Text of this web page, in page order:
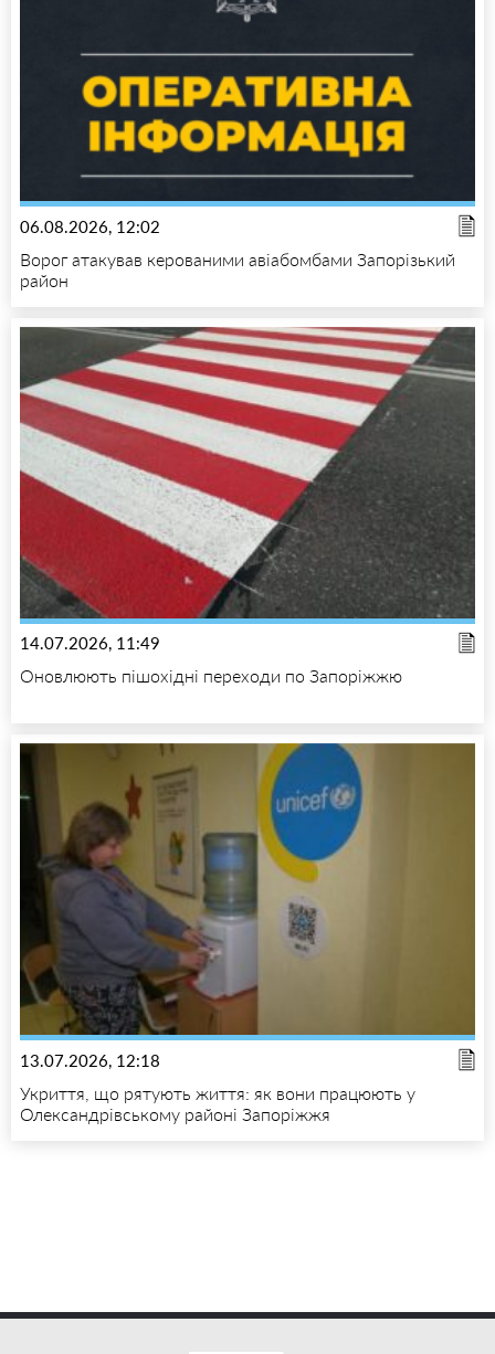
06.08.2026, 12:02
Ворог атакував керованими авіабомбами Запорізький
район
14.07.2026, 11:49
Оновлюють пішохідні переходи по Запоріжжю
13.07.2026, 12:18
Укриття, що рятують життя: як вони працюють у
Олександрівському районі Запоріжжя